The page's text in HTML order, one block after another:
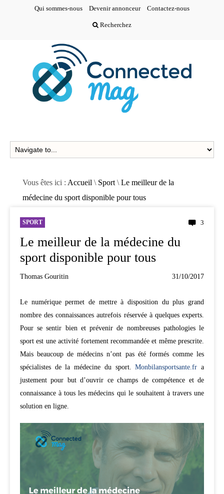
Qui sommes-nous Devenir annonceur Contactez-nous
Recherchez
Vous êtes ici : Accueil \ Sport \ Le meilleur de la
médecine du sport disponible pour tous
SPORT 3
Le meilleur de la médecine du
sport disponible pour tous
Thomas Gouritin 31/10/2017
Le numérique permet de mettre à disposition du plus grand
nombre des connaissances autrefois réservée à quelques experts.
Pour se sentir bien et prévenir de nombreuses pathologies le
sport est une activité fortement recommandée et même prescrite.
Mais beaucoup de médecins n’ont pas été formés comme les
spécialistes de la médecine du sport.Monbilansportsante.fr a
justement pour but d’ouvrir ce champs de compétence et de
connaissance à tous les médecins qui le souhaitent à travers une
solution en ligne.